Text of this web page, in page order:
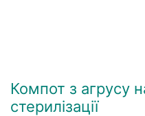
Компот з агрусу
стерилізації